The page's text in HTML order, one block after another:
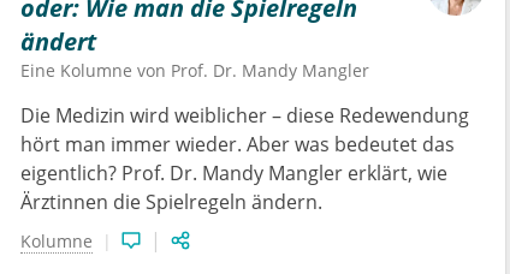
oder: Wie man die Spielregeln
ändert
Eine Kolumne von Prof. Dr. Mandy Mangler
Die Medizin wird weiblicher – diese Redewendung
hört man immer wieder. Aber was bedeutet das
eigentlich? Prof. Dr. Mandy Mangler erklärt, wie
Ärztinnen die Spielregeln ändern.
Kolumne